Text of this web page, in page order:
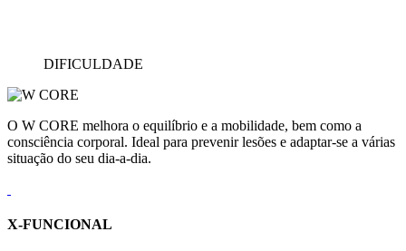
DIFICULDADE
O W CORE melhora o equilíbrio e a mobilidade, bem como a
consciência corporal. Ideal para prevenir lesões e adaptar-se a várias
situação do seu dia-a-dia.
X-FUNCIONAL